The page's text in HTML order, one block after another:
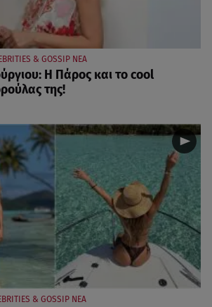
& GOSSIP ΝΕΑ
Η Πάρος και το cool
της!
& GOSSIP ΝΕΑ